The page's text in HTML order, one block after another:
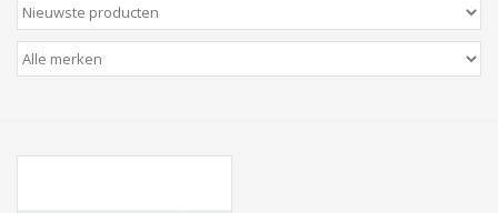
Wenskaarten
Zeeuws/Streek